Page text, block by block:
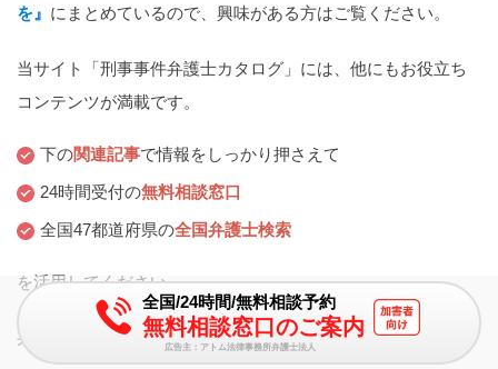
を』 にまとめているので、興味がある方はご覧ください。
当サイト「刑事事件弁護士カタログ」には、他にもお役立ち
コンテンツが満載です。
下の関連記事で情報をしっかり押さえて
24時間受付の無料相談窓口
全国47都道府県の全国弁護士検索
を活用してください。
弁護士への相談は、早いに越したことはありません。
全国/24時間/無料相談予約
無料相談窓口のご案内
広告主：アトム法律事務所弁護士法人